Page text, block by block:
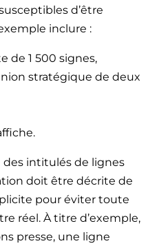
d’être
inclure :
de 1 500 signes,
stratégique de deux
des intitulés de lignes
doit être décrite de
pour éviter toute
réel. À titre d’exemple,
presse, une ligne